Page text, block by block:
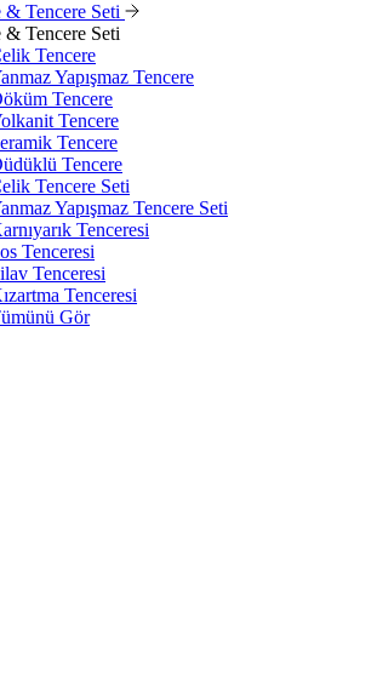
& Tencere Seti
& Tencere Seti
Tencere
Yapışmaz Tencere
Tencere
Tencere
Tencere
Tencere
Tencere Seti
Yapışmaz Tencere Seti
Tenceresi
Tenceresi
Tenceresi
Tenceresi
Gör